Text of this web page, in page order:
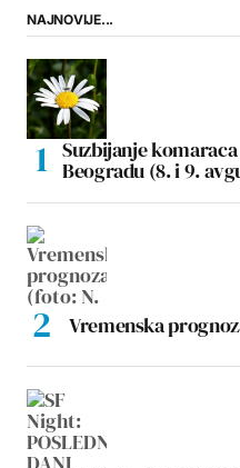
NAJNOVIJE...
Suzbijanje
Beogradu (8. i 9.
Vremenska